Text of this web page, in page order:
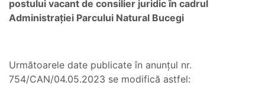
postului vacant de consilier juridic în cadrul
Administrației Parcului Natural Bucegi
Următoarele date publicate în anunțul nr.
754/CAN/04.05.2023 se modifică astfel: